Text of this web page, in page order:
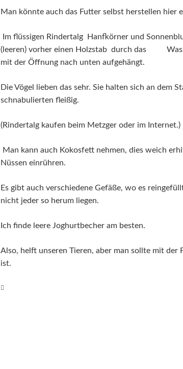
Man könnte auch das Futter selbst herstellen hier
Im flüssigen Rindertalg Hanfkörner und
(leeren) vorher einen Holzstab durch das
mit der Öffnung nach unten aufgehängt.
Die Vögel lieben das sehr. Sie halten sich an dem
schnabulierten fleißig.
(Rindertalg kaufen beim Metzger oder im Internet.)
Man kann auch Kokosfett nehmen, dies weich
Nüssen einrühren.
Es gibt auch verschiedene Gefäße, wo es
nicht jeder so herum liegen.
Ich finde leere Joghurtbecher am besten.
Also, helft unseren Tieren, aber man sollte mit
ist.